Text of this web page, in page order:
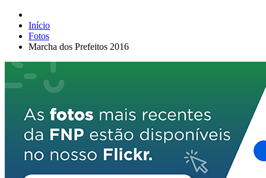
Início
Fotos
Marcha dos Prefeitos 2016